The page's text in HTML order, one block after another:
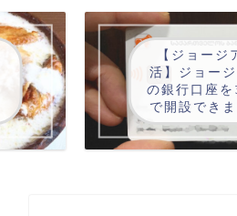
【ジョージ
活】ジョー
の銀行口座
で開設でき